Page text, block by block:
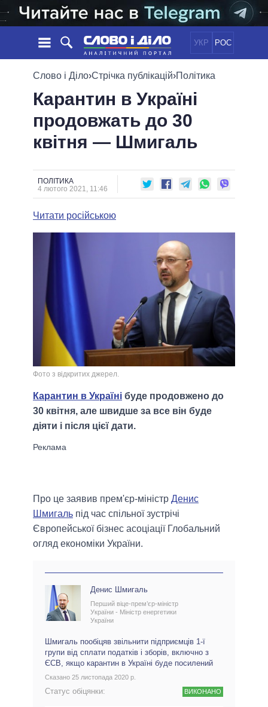
УКР РОС
НОВИНИ
СТРІЧКА
ПОДІЇ
СТАТТІ
ОГЛЯДИ
ДАЙДЖЕСТИ
ПОЛІТИКА
ЕКОНОМІКА
СУСПІЛЬСТВО
ОБIЦЯНКИ
ПОЛIТИКИ
ПРЕЗИДЕНТ І ОФІС
ВЕРХОВНА РАДА
МЕРИ МІСТ
ВСІ ПЕРСОНИ
ВІДЕО
ПОРІВНЯННЯ ПОЛІТИКІВ
Слово і Діло›Стрічка публікацій›Політика
Карантин в Україні
продовжать до 30
квітня — Шмигаль
ПОЛІТИКА
4 лютого 2021, 11:46
Читати російською
Фото з відкритих джерел.
Карантин в Україні буде продовжено до
30 квітня, але швидше за все він буде
діяти і після цієї дати.
Про це заявив прем'єр-міністр Денис
Шмигаль під час спільної зустрічі
Європейської бізнес асоціації Глобальний
огляд економіки України.
Денис Шмигаль
Перший віце-прем’єр-міністр
України - Міністр енергетики
України
Шмигаль пообіцяв звільнити підприємців 1-ї
групи від сплати податків і зборів, включно з
ЄСВ, якщо карантин в Україні буде посилений
Сказано 25 листопада 2020 р.
Статус обіцянки: ВИКОНАНО